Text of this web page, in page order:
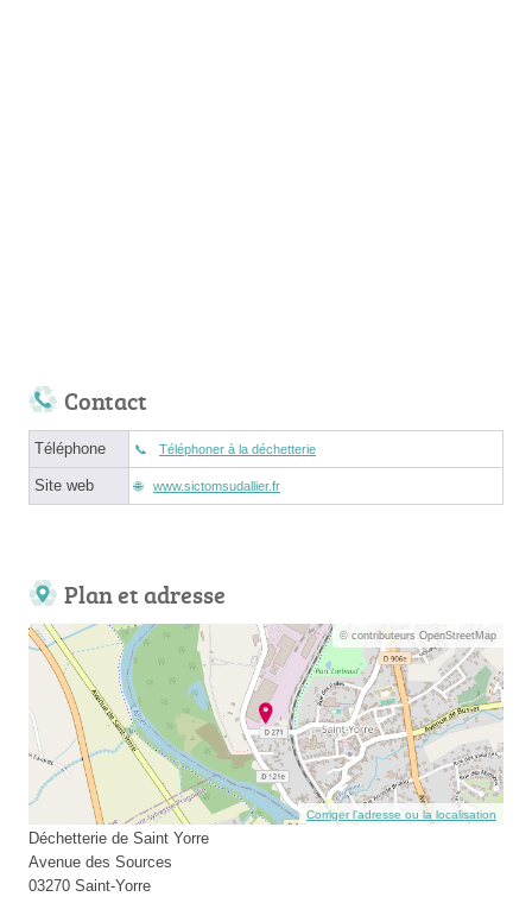
Contact
Téléphone Téléphoner à la déchetterie
Site web www.sictomsudallier.fr
Plan et adresse
© contributeurs OpenStreetMap
Corriger l’adresse ou la localisation
Déchetterie de Saint Yorre
Avenue des Sources
03270 Saint-Yorre